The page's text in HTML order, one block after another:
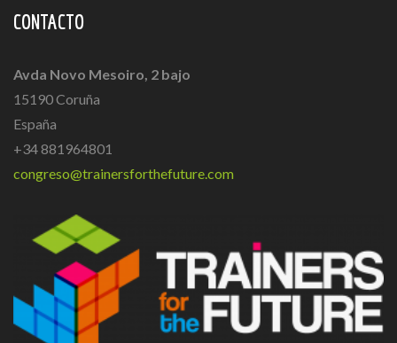
CONTACTO
Avda Novo Mesoiro, 2 bajo
15190 Coruña
España
+34 881964801
congreso@trainersforthefuture.com